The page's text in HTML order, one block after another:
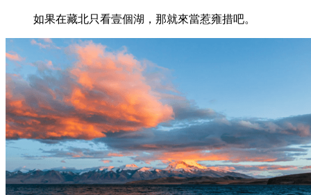
如果在藏北只看壹個湖，那就來當惹雍措吧。